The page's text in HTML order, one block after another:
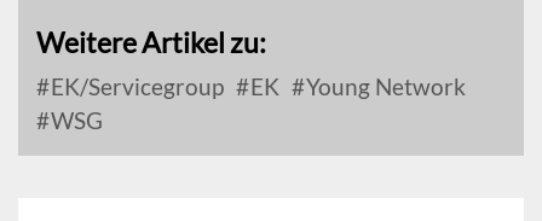
Weitere Artikel zu:
EK/Servicegroup EK
Young Network
WSG